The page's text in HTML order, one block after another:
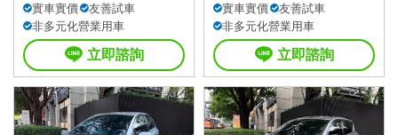
實車實價
友善試車
非多元化營業用車
立即諮詢
實車實價
友善試車
非多元化營業用車
立即諮詢